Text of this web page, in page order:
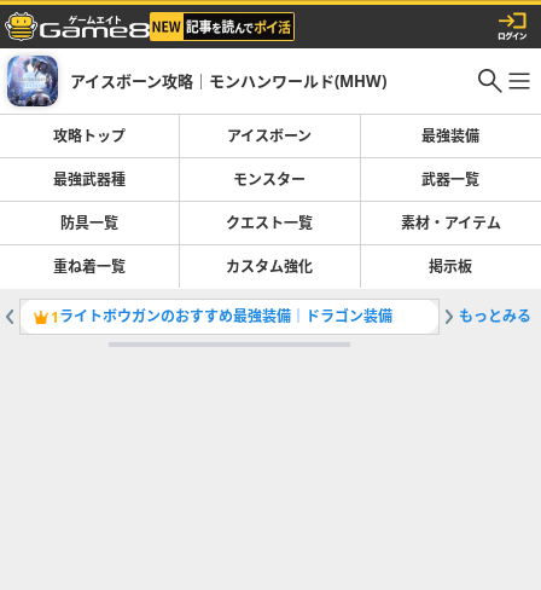
アイスボーン攻略｜モンハンワールド(MHW)
攻略トップ アイスボーン 最強装備
最強武器種 モンスター 武器一覧
防具一覧 クエスト一覧 素材・アイテム
重ね着一覧 カスタム強化 掲示板
1ライトボウガンのおすすめ最強装備｜ドラゴン装備 2大剣の
もっとみる